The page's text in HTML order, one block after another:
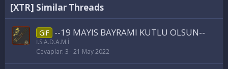
[XTR] Similar Threads
GIF --19 MAYIS BAYRAMI KUTLU OLSUN--
İ.S.A.D.A.M.İ
Cevaplar 3 21 May 2022